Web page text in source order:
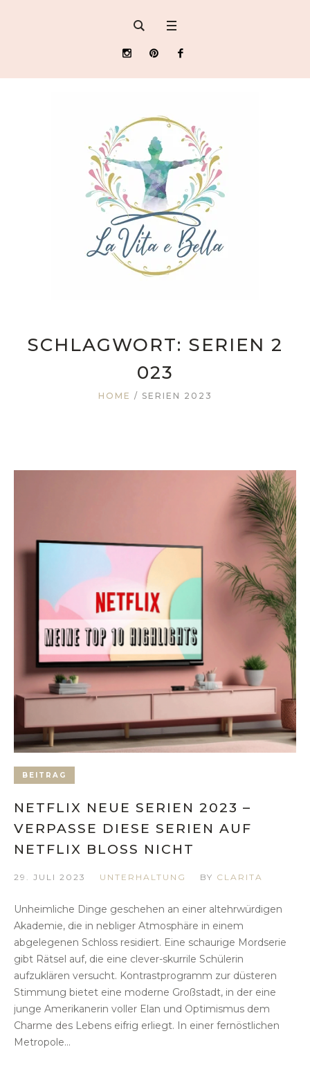
SCHLAGWORT: SERIEN 2
023
HOME / SERIEN 2023
BEITRAG
NETFLIX NEUE SERIEN 2023 –
VERPASSE DIESE SERIEN AUF
NETFLIX BLOSS NICHT
29. JULI 2023 UNTERHALTUNG BY CLARITA
Unheimliche Dinge geschehen an einer altehrwürdigen
Akademie, die in nebliger Atmosphäre in einem
abgelegenen Schloss residiert. Eine schaurige Mordserie
gibt Rätsel auf, die eine clever-skurrile Schülerin
aufzuklären versucht. Kontrastprogramm zur düsteren
Stimmung bietet eine moderne Großstadt, in der eine
junge Amerikanerin voller Elan und Optimismus dem
Charme des Lebens eifrig erliegt. In einer fernöstlichen
Metropole...